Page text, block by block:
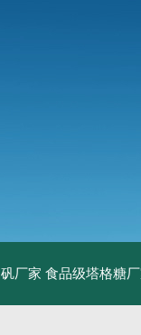
厂家 食品级塔格糖